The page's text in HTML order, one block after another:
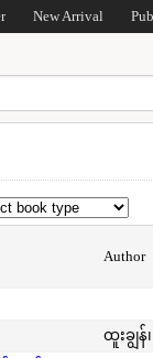
New Arrival
Author
ထူးချွန်